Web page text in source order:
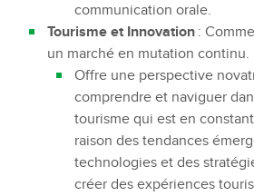
communication orale.
Tourisme et Innovation :
un marché en mutation continu.
Offre une perspective
comprendre et naviguer
tourisme qui est en
raison des tendances
technologies et des
créer des expériences